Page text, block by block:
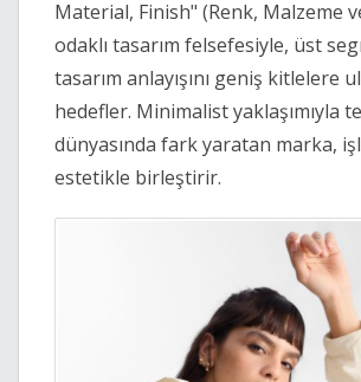
Material, Finish" (Renk, Malzeme
odaklı tasarım felsefesiyle, üst
tasarım anlayışını geniş kitlelere
hedefler. Minimalist yaklaşımıyla
dünyasında fark yaratan marka,
estetikle birleştirir.